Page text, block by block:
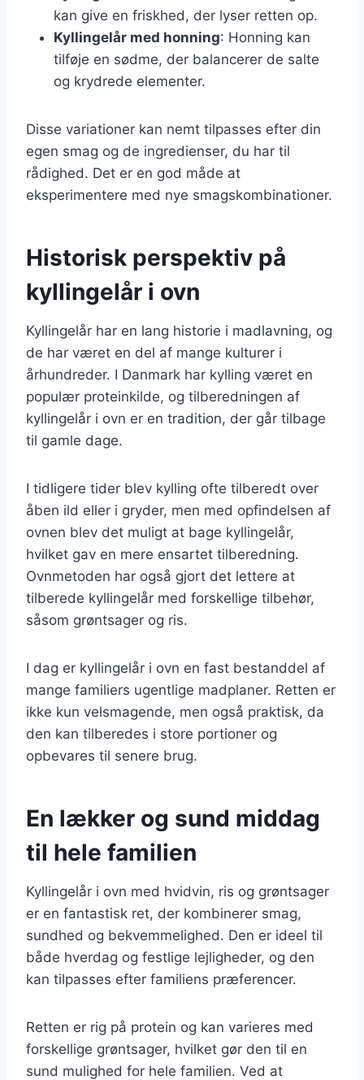
kan give en friskhed, der lyser retten op.
Kyllingelår med honning: Honning kan
tilføje en sødme, der balancerer de salte
og krydrede elementer.
Disse variationer kan nemt tilpasses efter din
egen smag og de ingredienser, du har til
rådighed. Det er en god måde at
eksperimentere med nye smagskombinationer.
Historisk perspektiv på
kyllingelår i ovn
Kyllingelår har en lang historie i madlavning, og
de har været en del af mange kulturer i
århundreder. I Danmark har kylling været en
populær proteinkilde, og tilberedningen af
kyllingelår i ovn er en tradition, der går tilbage
til gamle dage.
I tidligere tider blev kylling ofte tilberedt over
åben ild eller i gryder, men med opfindelsen af
ovnen blev det muligt at bage kyllingelår,
hvilket gav en mere ensartet tilberedning.
Ovnmetoden har også gjort det lettere at
tilberede kyllingelår med forskellige tilbehør,
såsom grøntsager og ris.
I dag er kyllingelår i ovn en fast bestanddel af
mange familiers ugentlige madplaner. Retten er
ikke kun velsmagende, men også praktisk, da
den kan tilberedes i store portioner og
opbevares til senere brug.
En lækker og sund middag
til hele familien
Kyllingelår i ovn med hvidvin, ris og grøntsager
er en fantastisk ret, der kombinerer smag,
sundhed og bekvemmelighed. Den er ideel til
både hverdag og festlige lejligheder, og den
kan tilpasses efter familiens præferencer.
Retten er rig på protein og kan varieres med
forskellige grøntsager, hvilket gør den til en
sund mulighed for hele familien. Ved at